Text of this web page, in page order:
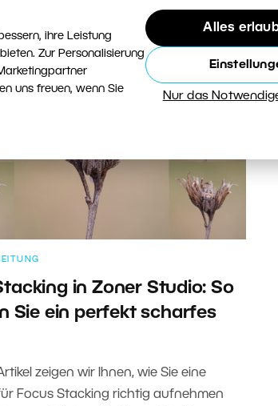
ihre Leistung
Zur Personalisierung
uns freuen, wenn Sie
Alles
Nur das
in Zoner Studio: So
Sie ein perfekt scharfes
zeigen wir Ihnen, wie Sie eine
Focus Stacking richtig aufnehmen